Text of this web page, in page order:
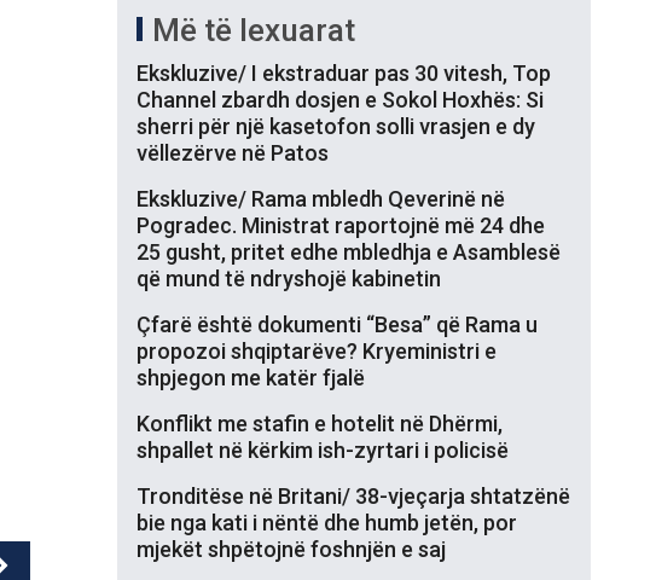
Më të lexuarat
Ekskluzive/ I ekstraduar pas 30 vitesh, Top
Channel zbardh dosjen e Sokol Hoxhës: Si
sherri për një kasetofon solli vrasjen e dy
vëllezërve në Patos
Ekskluzive/ Rama mbledh Qeverinë në
Pogradec. Ministrat raportojnë më 24 dhe
25 gusht, pritet edhe mbledhja e Asamblesë
që mund të ndryshojë kabinetin
Çfarë është dokumenti “Besa” që Rama u
propozoi shqiptarëve? Kryeministri e
shpjegon me katër fjalë
Konflikt me stafin e hotelit në Dhërmi,
shpallet në kërkim ish-zyrtari i policisë
Tronditëse në Britani/ 38-vjeçarja shtatzënë
bie nga kati i nëntë dhe humb jetën, por
mjekët shpëtojnë foshnjën e saj